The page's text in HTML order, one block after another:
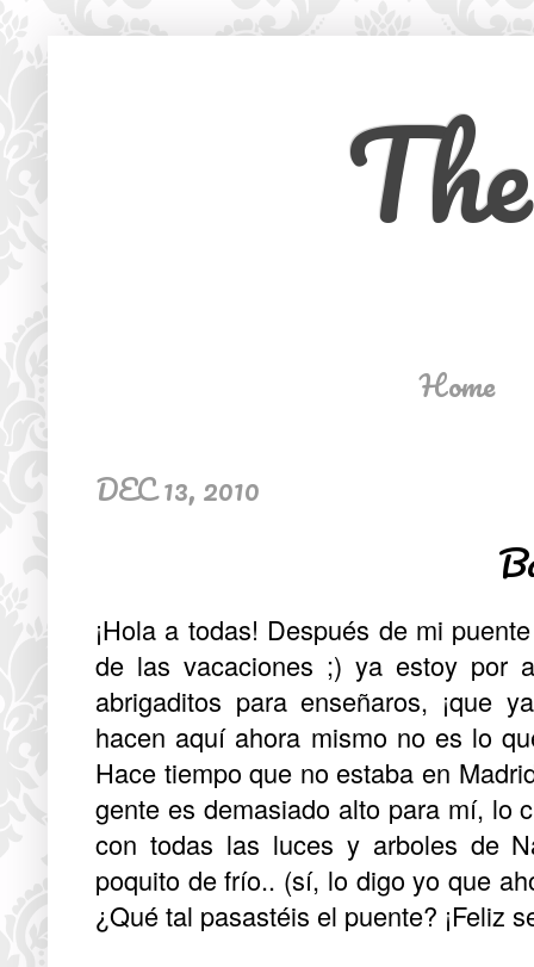
Home
DEC 13, 2010
¡Hola a todas! Después de mi
de las vacaciones ;) ya estoy por
abrigaditos para enseñaros, ¡que
hacen aquí ahora mismo no es lo
Hace tiempo que no estaba en
gente es demasiado alto para mí, lo
con todas las luces y arboles de
poquito de frío.. (sí, lo digo yo que
¿Qué tal pasastéis el puente? ¡Feliz